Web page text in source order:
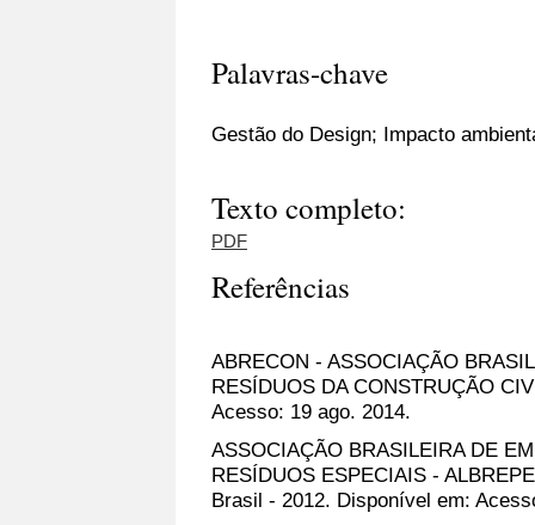
Palavras-chave
Gestão do Design; Impacto
Texto completo:
PDF
Referências
ABRECON - ASSOCIAÇÃO
RESÍDUOS DA CONSTRUÇÃO
Acesso: 19 ago. 2014.
ASSOCIAÇÃO BRASILEIRA DE
RESÍDUOS ESPECIAIS -
Brasil - 2012. Disponível em: